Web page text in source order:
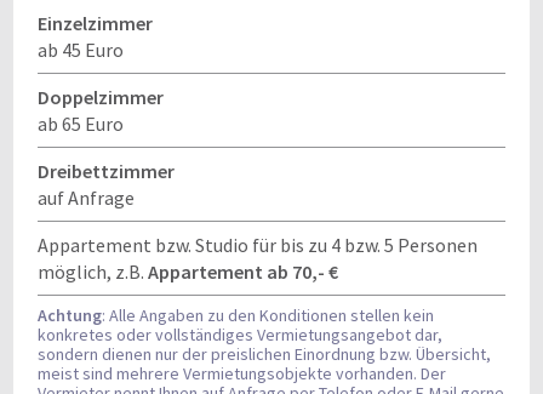
Einzelzimmer
ab 45 Euro
Doppelzimmer
ab 65 Euro
Dreibettzimmer
auf Anfrage
Appartement bzw. Studio für bis zu 4 bzw. 5 Personen
möglich, z.B. Appartement ab 70,- €
Achtung: Alle Angaben zu den Konditionen stellen kein
konkretes oder vollständiges Vermietungsangebot dar,
sondern dienen nur der preislichen Einordnung bzw. Übersicht,
meist sind mehrere Vermietungsobjekte vorhanden. Der